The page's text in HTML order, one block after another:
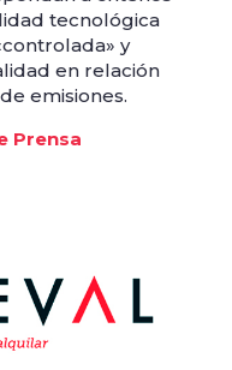
tecnológica
y
en relación
emisiones.
Prensa